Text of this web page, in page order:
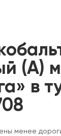
(А)
в
менее